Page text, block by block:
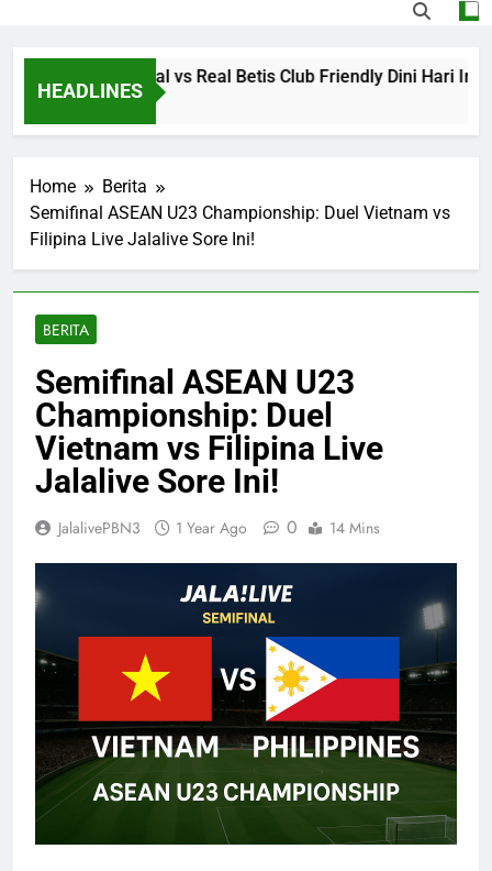
HEADLINES
Arsenal vs Real Betis Club Friendly Dini Hari Ini
Home
Berita
Semifinal ASEAN U23 Championship: Duel Vietnam vs
Filipina Live Jalalive Sore Ini!
BERITA
Semifinal ASEAN U23
Championship: Duel
Vietnam vs Filipina Live
Jalalive Sore Ini!
JalalivePBN3 1 Year Ago 0 14 Mins